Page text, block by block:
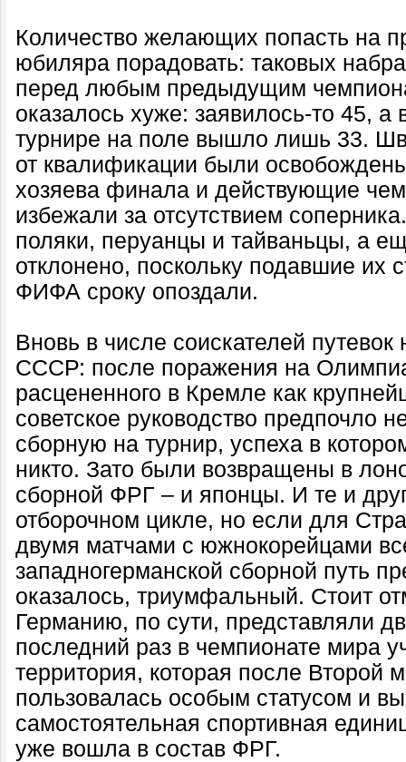
Количество желающих попасть на
юбиляра порадовать: таковых
перед любым предыдущим
оказалось хуже: заявилось-то 45, а
турнире на поле вышло лишь 33.
от квалификации были
хозяева финала и действующие
избежали за отсутствием
поляки, перуанцы и тайваньцы, а
отклонено, поскольку подавшие их
ФИФА сроку опоздали.
Вновь в числе соискателей
СССР: после поражения на
расцененного в Кремле как
советское руководство предпочло
сборную на турнир, успеха в
никто. Зато были возвращены в
сборной ФРГ – и японцы. И те и
отборочном цикле, но если для
двумя матчами с южнокорейцами
западногерманской сборной путь
оказалось, триумфальный. Стоит
Германию, по сути, представляли
последний раз в чемпионате мира
территория, которая после Второй
пользовалась особым статусом и
самостоятельная спортивная
уже вошла в состав ФРГ.